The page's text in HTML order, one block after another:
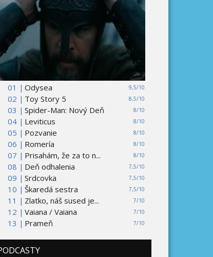
01 | 9,5/10
Odysea
02 |
8,5/10
Toy Story 5
03 |
8/10
Spider-Man: Nový Deň
04 |
8/10
Leviticus
05 |
8/10
Pozvanie
06 |
8/10
Romería
07 |
8/10
Prisahám, že za to n...
08 |
7,5/10
Deň odhalenia
09 |
7,5/10
Srdcovka
10 |
7,5/10
Škaredá sestra
11 |
7/10
Zlatko, náš sused je...
12 |
7/10
Vaiana / Vaiana
13 |
7/10
Prameň